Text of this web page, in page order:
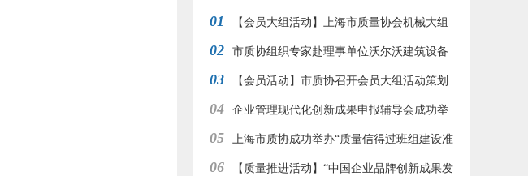
01 【会员大组活动】上海市质量协会机械大组
赴江南造船开展“赞民族工业 品工匠之心”参观交
流活动
02 市质协组织专家赴理事单位沃尔沃建筑设备
调研交流
03 【会员活动】市质协召开会员大组活动策划
交流会
04 企业管理现代化创新成果申报辅导会成功举
办
05 上海市质协成功举办“质量信得过班组建设准
则解读与案例解析”在线直播培训
06 【质量推进活动】“中国企业品牌创新成果发